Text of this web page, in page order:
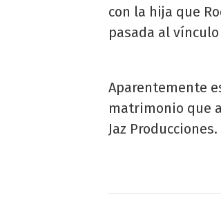
con la hija que
pasada al
Aparentemente
matrimonio que
Jaz Producciones.